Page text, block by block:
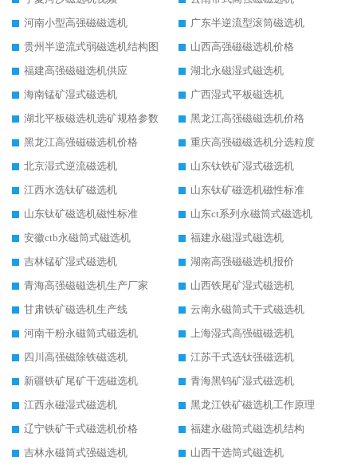
河南小型高强磁磁选机
广东半逆流型滚筒磁选机
贵州半逆流式弱磁选机结构图
山西高强磁磁选机价格
福建高强磁磁选机供应
湖北永磁湿式磁选机
海南锰矿湿式磁选机
广西湿式平板磁选机
湖北平板磁选机选矿规格参数
黑龙江高强磁磁选机价格
黑龙江高强磁磁选机价格
重庆高强磁磁选机分选粒度
北京湿式逆流磁选机
山东钛铁矿湿式磁选机
江西水选钛矿磁选机
山东钛矿磁选机磁性标准
山东钛矿磁选机磁性标准
山东ct系列永磁筒式磁选机
安徽ctb永磁筒式磁选机
福建永磁湿式磁选机
吉林锰矿湿式磁选机
湖南高强磁磁选机报价
青海高强磁磁选机生产厂家
山西铁尾矿湿式磁选机
甘肃铁矿磁选机生产线
云南永磁筒式干式磁选机
河南干粉永磁筒式磁选机
上海湿式高强磁磁选机
四川高强磁除铁磁选机
江苏干式选钛强磁选机
新疆铁矿尾矿干选磁选机
青海黑钨矿湿式磁选机
江西永磁湿式磁选机
黑龙江铁矿磁选机工作原理
辽宁铁矿干式磁选机价格
福建永磁筒式磁选机结构
吉林永磁筒式强磁选机
山西干选筒式磁选机